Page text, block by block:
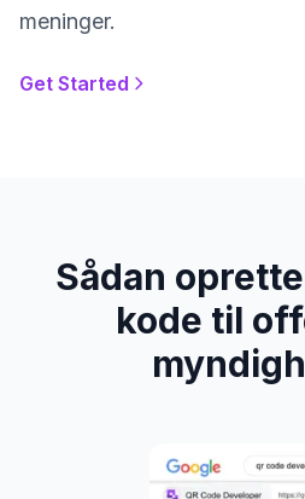
meninger.
Get Started
Sådan
kode til